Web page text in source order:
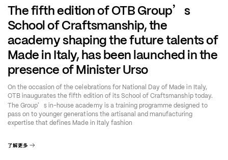
The fifth edition of OTB Group’ s
School of Craftsmanship, the
academy shaping the future talents of
Made in Italy, has been launched in the
presence of Minister Urso
On the occasion of the celebrations for National Day of Made in Italy,
OTB inaugurates the fifth edition of its School of Craftsmanship today.
The Group’s in-house academy is a training programme designed to
pass on to younger generations the artisanal and manufacturing
expertise that defines Made in Italy fashion
了解更多